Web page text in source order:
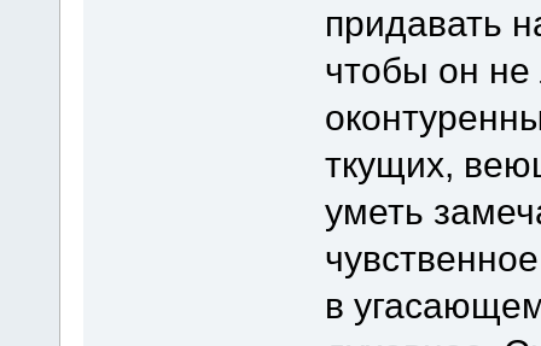
придавать
чтобы он не
ткущих,
уметь
в